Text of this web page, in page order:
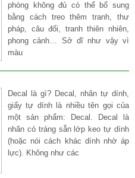
phòng không đủ có thể bổ sung
bằng cách treo thêm tranh, thư
pháp, câu đối, tranh thiên nhiên,
phong cảnh… Sở dĩ như vậy vì
màu
Decal là gì? Decal, nhãn tự dính,
giấy tự dính là nhiều tên gọi của
một sản phẩm: Decal. Decal là
nhãn có tráng sẵn lớp keo tự dính
(hoặc nói cách khác dính nhờ áp
lực). Không như các